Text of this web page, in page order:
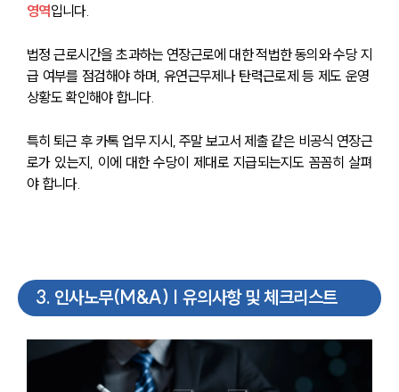
영역입니다.
법정 근로시간을 초과하는 연장근로에 대한 적법한 동의와 수당 지
급 여부를 점검해야 하며, 유연근무제나 탄력근로제 등 제도 운영
상황도 확인해야 합니다.
특히 퇴근 후 카톡 업무 지시, 주말 보고서 제출 같은 비공식 연장근
로가 있는지, 이에 대한 수당이 제대로 지급되는지도 꼼꼼히 살펴
야 합니다.
3. 인사노무(M&A) | 유의사항 및 체크리스트